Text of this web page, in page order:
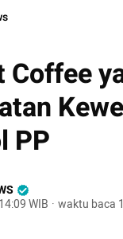
Coffee
PP
WIB · waktu baca